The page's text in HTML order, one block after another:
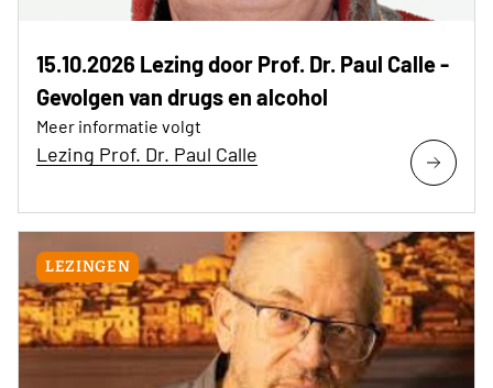
15.10.2026 Lezing door Prof. Dr. Paul Calle -
Gevolgen van drugs en alcohol
Meer informatie volgt
Lezing Prof. Dr. Paul Calle
LEZINGEN